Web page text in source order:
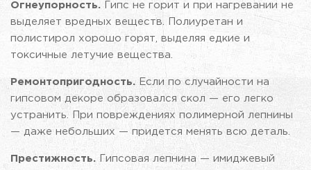
Огнеупорность. Гипс не горит и при нагревании не
выделяет вредных веществ. Полиуретан и
полистирол хорошо горят, выделяя едкие и
токсичные летучие вещества.
Ремонтопригодность.Если по случайности на
гипсовом декоре образовался скол — его легко
устранить. При повреждениях полимерной лепнины
— даже небольших — придется менять всю деталь.
Престижность.
Гипсовая лепнина — имиджевый